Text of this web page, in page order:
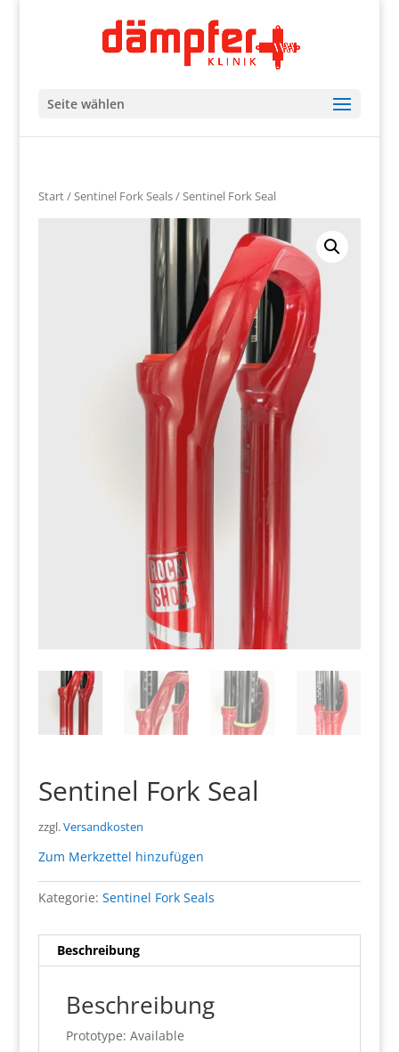
Seite wählen
Start/Sentinel Fork Seals/ Sentinel Fork Seal
Sentinel Fork Seal
zzgl.Versandkosten
Zum Merkzettel hinzufügen
Kategorie: Sentinel Fork Seals
Beschreibung
Beschreibung
Prototype: Available